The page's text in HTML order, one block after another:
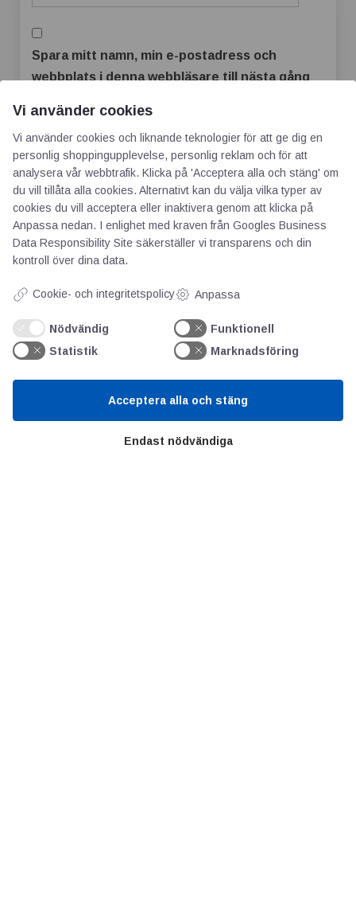
Spara mitt namn, min e-postadress och
webbplats i denna webbläsare till nästa gång
AOTI
Om oss
Priser
Kontakt
Vi använder cookies
Vi använder cookies och liknande teknologier för att ge dig en
personlig shoppingupplevelse, personlig reklam och för att
analysera vår webbtrafik. Klicka på 'Acceptera alla och stäng' om
du vill tillåta alla cookies. Alternativt kan du välja vilka typer av
cookies du vill acceptera eller inaktivera genom att klicka på
Anpassa nedan. I enlighet med kraven från Googles Business
Data Responsibility Site säkerställer vi transparens och din
kontroll över dina data.
Cookie- och integritetspolicy Anpassa
Nödvändig
Funktionell
Statistik
Marknadsföring
Endast nödvändiga
Acceptera alla och stäng